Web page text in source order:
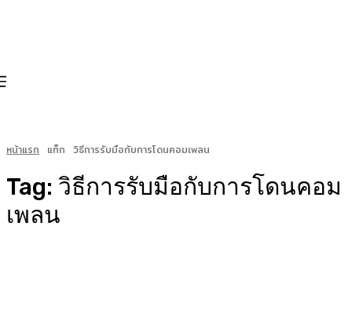
หน้าแรก แท็ก วิธีการรับมือกับการโดนคอมเพลน
Tag: วิธีการรับมือกับการโดนคอม
เพลน